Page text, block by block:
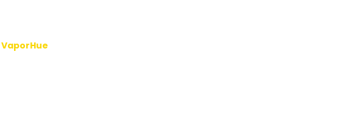
VaporHue